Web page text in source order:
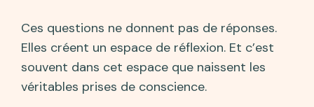
Ces questions ne donnent pas de réponses.
Elles créent un espace de réflexion. Et c’est
souvent dans cet espace que naissent les
véritables prises de conscience.